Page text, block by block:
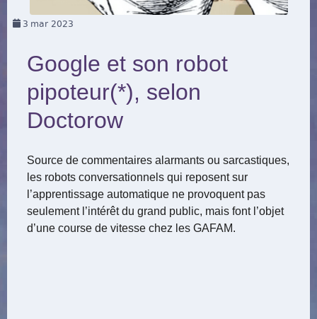
3 mar 2023
Google et son robot
pipoteur(*), selon
Doctorow
Source de commentaires alarmants ou sarcastiques,
les robots conversationnels qui reposent sur
l’apprentissage automatique ne provoquent pas
seulement l’intérêt du grand public, mais font l’objet
d’une course de vitesse chez les GAFAM.